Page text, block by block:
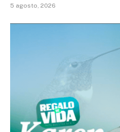
5 agosto, 2026